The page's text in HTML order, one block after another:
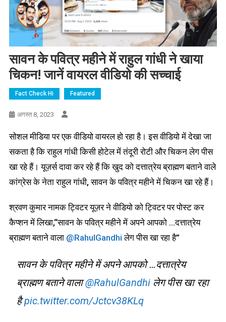
सावन के पवित्र महीने में राहुल गांधी ने खाया
चिकन! जानें वायरल वीडियो की सच्चाई
Fact Check Hi Featured
अगस्त 8, 2023
सोशल मीडिया पर एक वीडियो वायरल हो रहा है। इस वीडियो में देखा जा
सकता है कि राहुल गांधी किसी होटेल में तंदूरी रोटी और चिकन लेग पीस
खा रहे हैं। यूज़र्स दावा कर रहे हैं कि खुद को दत्तात्रेय ब्राह्मण बताने वाले
कांग्रेस के नेता राहुल गांधी, सावन के पवित्र महीने में चिकन खा रहे हैं।
श्रवण कुमार नामक ट्विटर यूज़र ने वीडियो को ट्विटर पर पोस्ट कर
कैप्शन में लिखा,“सावन के पवित्र महीने में अपने आपको …दत्तात्रेय
ब्राह्मण बताने वाला @RahulGandhi लेग पीस खा रहा है”
सावन के पवित्र महीने में अपने आपको …दत्तात्रेय
ब्राह्मण बताने वाला@RahulGandhiलेग पीस खा रहा
हैpic.twitter.com/Jctcv38KLq